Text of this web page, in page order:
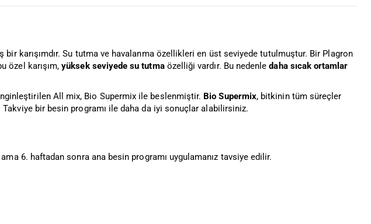
karışımdır. Su tutma ve havalanma özellikleri en üst seviyede tutulmuştur. Bir Plagron
özel karışım,yüksek seviyede su tutmaözelliği vardır. Bu nedenledaha sıcak ortamlar
All mix, Bio Supermix ile beslenmiştir. Bio Supermix, bitkinin tüm süreçler
bir besin programı ile daha da iyi sonuçlar alabilirsiniz.
6. haftadan sonra ana besin programı uygulamanız tavsiye edilir.